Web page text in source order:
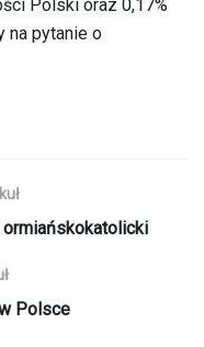
Polski oraz 0,17%
na pytanie o
Polsce